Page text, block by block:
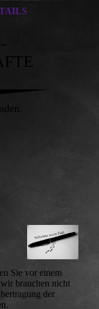
Sie vor einem
brauchen nicht
der